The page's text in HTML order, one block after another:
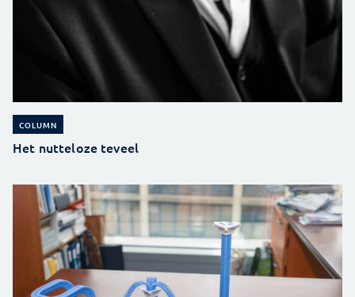
COLUMN
Het nutteloze teveel